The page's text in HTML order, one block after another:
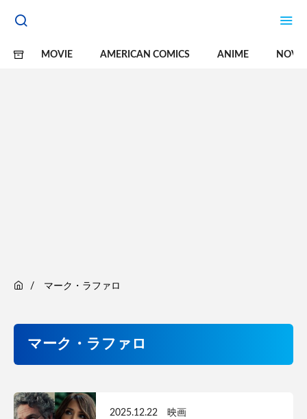
MOVIE AMERICAN COMICS ANIME
マーク・ラファロ
マーク・ラファロ
2025.12.22 映画